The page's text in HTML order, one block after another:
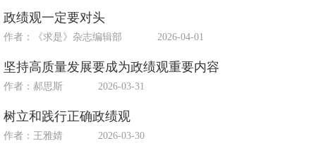
政绩观一定要对头
作者：《求是》杂志编辑部 2026-04-01
坚持高质量发展要成为政绩观重要内容
作者：郝思斯 2026-03-31
树立和践行正确政绩观
作者：王雅婧 2026-03-30